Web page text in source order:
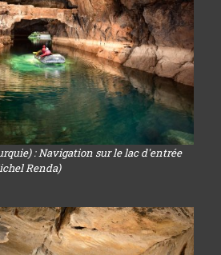
: Navigation sur le lac d'entrée
Renda)